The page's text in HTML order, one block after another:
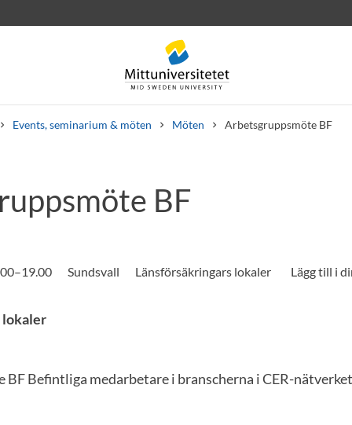
Events, seminarium & möten Möten Arbetsgruppsmöte BF
PersonalLediga jobb BF
Sundsvall Länsförsäkringars lokaler
lokaler
Befintliga medarbetare i branscherna i CER-nätverket